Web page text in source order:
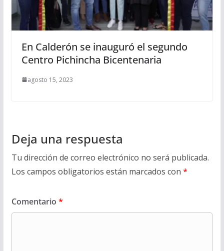
En Calderón se inauguró el segundo
Centro Pichincha Bicentenaria
agosto 15, 2023
Deja una respuesta
Tu dirección de correo electrónico no será publicada.
Los campos obligatorios están marcados con *
Comentario *